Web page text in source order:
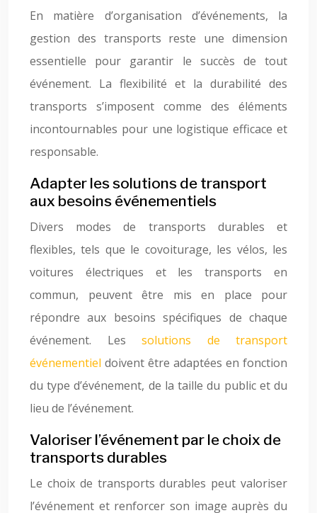
En matière d’organisation d’événements, la
gestion des transports reste une dimension
essentielle pour garantir le succès de tout
événement. La flexibilité et la durabilité des
transports s’imposent comme des éléments
incontournables pour une logistique efficace et
responsable.
Adapter les solutions de transport
aux besoins événementiels
Divers modes de transports durables et
flexibles, tels que le covoiturage, les vélos, les
voitures électriques et les transports en
commun, peuvent être mis en place pour
répondre aux besoins spécifiques de chaque
événement. Les solutions de transport
événementiel doivent être adaptées en fonction
du type d’événement, de la taille du public et du
lieu de l’événement.
Valoriser l’événement par le choix de
transports durables
Le choix de transports durables peut valoriser
l’événement et renforcer son image auprès du